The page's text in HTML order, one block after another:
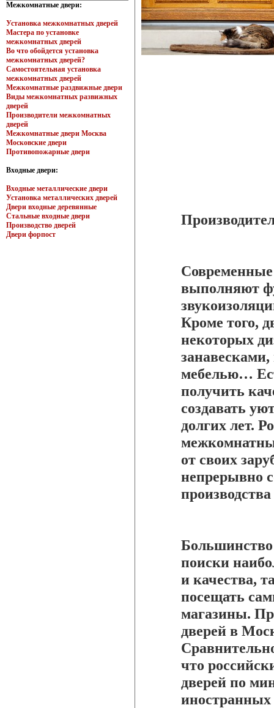
Межкомнатные двери:
Установка межкомнатных дверей
Мастера по установке
межкомнатных дверей
Во что обойдется установка
межкомнатных дверей?
Самостоятельная установка
межкомнатных дверей
Межкомнатные раздвижные двери
Виды межкомнатных развижных
дверей
Производители межкомнатных
дверей
Межкомнатные двери Москва
Московские двери
Противопожарные двери
Входные двери:
Входные металлические двери
Установка металлических дверей
Двери входные деревянные
Стальные входные двери
Производство дверей
Двери форпост
выполняют
Кроме того,
некоторых
мебелью…
получить
создавать
долгих лет.
от своих
непрерывно
Большинство
поиски
и качества,
посещать
магазины.
дверей в
что
дверей по
иностранных